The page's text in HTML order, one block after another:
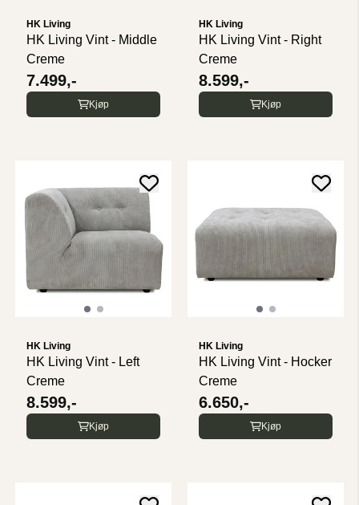
HK Living
HK Living Vint - Middle
Creme
7.499,-
Kjøp
HK Living
HK Living Vint - Right
Creme
8.599,-
Kjøp
HK Living
HK Living Vint - Left
Creme
8.599,-
Kjøp
HK Living
HK Living Vint - Hocker
Creme
6.650,-
Kjøp